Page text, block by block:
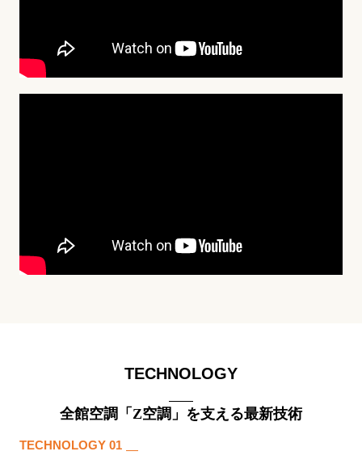
TECHNOLOGY
全館空調「Z空調」を支える最新技術
TECHNOLOGY 01